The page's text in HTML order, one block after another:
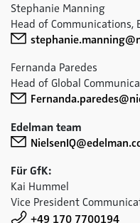
Stephanie Manning
Head of Communications,
Fernanda Paredes
Head of Global
Edelman team
Für GfK:
Kai Hummel
Vice President
+49 170 7700194